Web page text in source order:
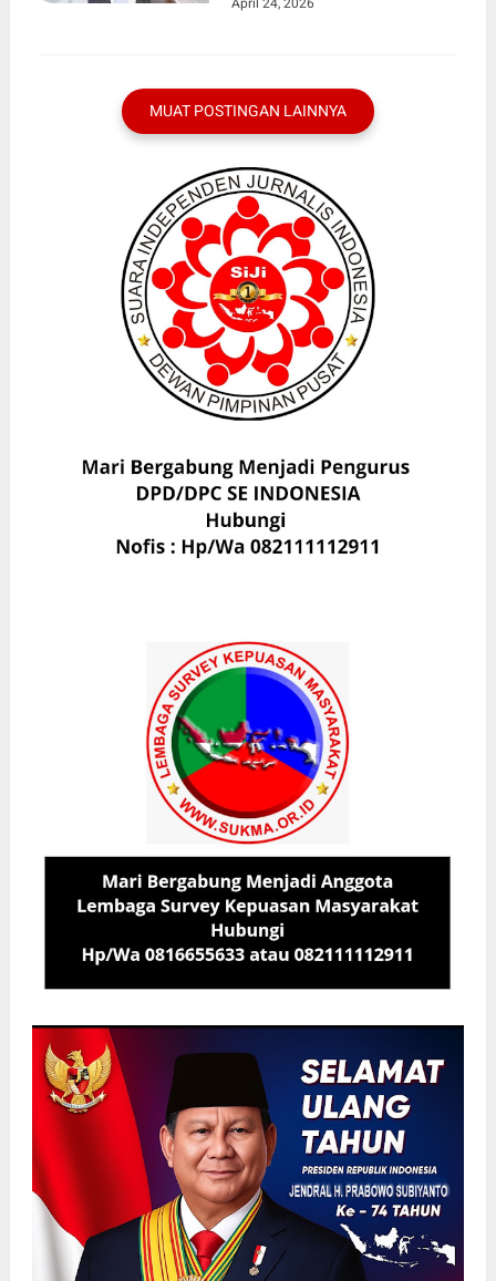
dan Pelanggaran HAM
April 24, 2026
MUAT POSTINGAN LAINNYA